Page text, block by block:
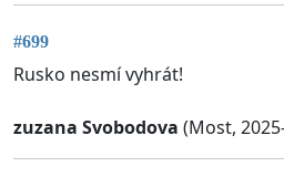
#699
Rusko nesmí vyhrát!
zuzana Svobodova (Most,